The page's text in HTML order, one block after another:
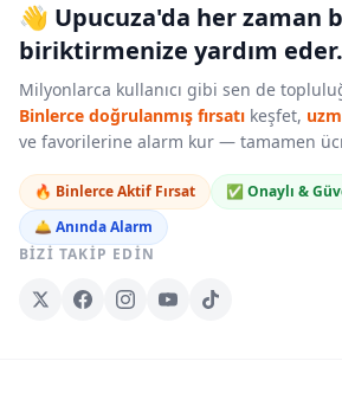
👋 Upucuza'da her zaman
biriktirmenize yardım eder.
Milyonlarca kullanıcı gibi sen de
Binlerce doğrulanmış fırsatı keşfet,
ve favorilerine alarm kur — tamamen
🔥 Binlerce Aktif Fırsat
✅ Onaylı &
🛎️ Anında Alarm
BIZI TAKIP EDIN